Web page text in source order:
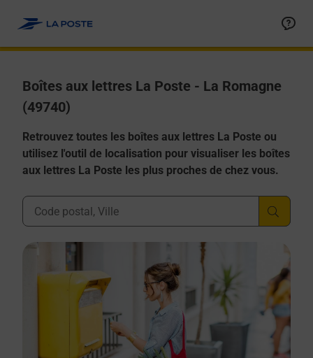
Boîtes aux lettres La Poste - La Romagne
(49740)
Retrouvez toutes les boîtes aux lettres La Poste ou
utilisez l'outil de localisation pour visualiser les boîtes
aux lettres La Poste les plus proches de chez vous.
Ville, Département, Code Postal